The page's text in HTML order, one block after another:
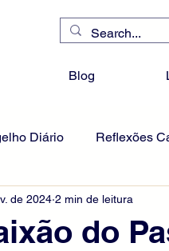
Blog
Diário Reflexões
do
de 2024 2 min de leitura